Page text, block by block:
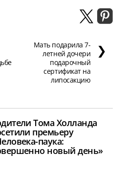
Мать подарила 7-
летней дочери
подарочный
сертификат на
липосакцию
❯
Тома Холланда
премьеру
паука:
новый день»